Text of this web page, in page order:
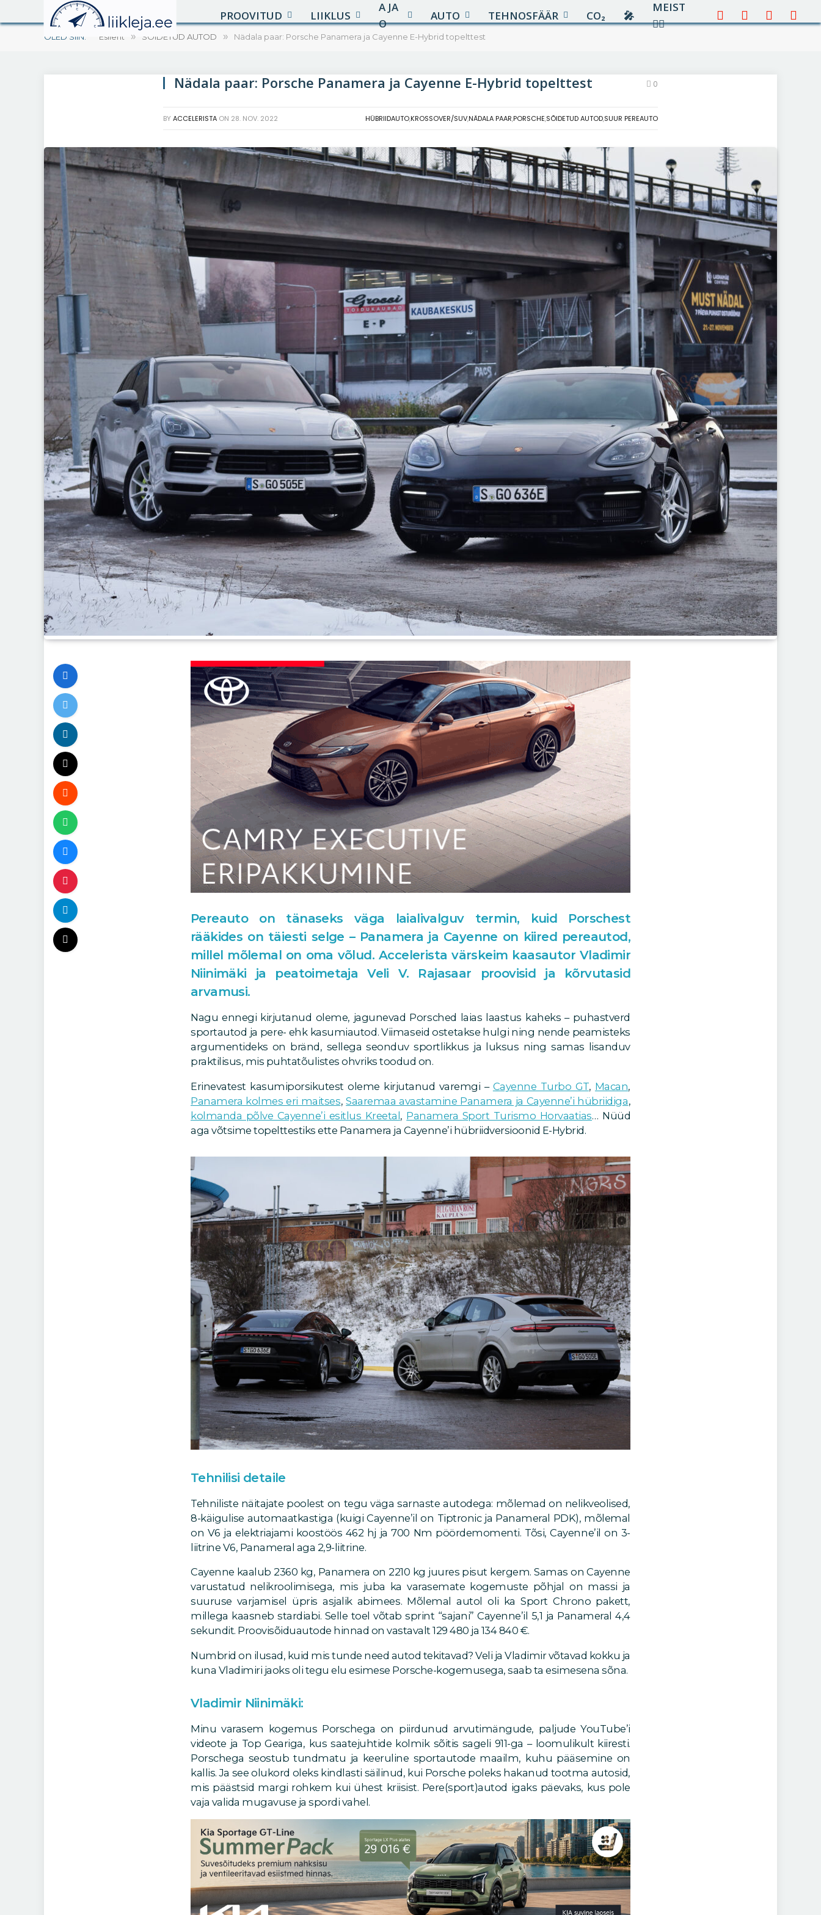
PROOVITUD LIIKLUS
A JA
O
AUTO TEHNOSFÄÄR CO₂ 🎤︎︎
MEIST
✍🏻
Facebook
X
Instagram
OLED SIIN: Esileht » SÕIDETUD AUTOD » Nädala paar: Porsche Panamera ja Cayenne E-Hybrid topelttest
Nädala paar: Porsche Panamera ja Cayenne E-Hybrid topelttest 0
BY ACCELERISTA ON 28. NOV. 2022 HÜBRIIDAUTO,KROSSOVER/SUV,NÄDALA PAAR,PORSCHE,SÕIDETUD AUTOD,SUUR PEREAUTO
Pereauto on tänaseks väga laialivalguv termin, kuid Porschest
rääkides on täiesti selge – Panamera ja Cayenne on kiired pereautod,
millel mõlemal on oma võlud. Accelerista värskeim kaasautor Vladimir
Niinimäki ja peatoimetaja Veli V. Rajasaar proovisid ja kõrvutasid
arvamusi.
Nagu ennegi kirjutanud oleme, jagunevad Porsched laias laastus kaheks – puhastverd
sportautod ja pere- ehk kasumiautod. Viimaseid ostetakse hulgi ning nende peamisteks
argumentideks on bränd, sellega seonduv sportlikkus ja luksus ning samas lisanduv
praktilisus, mis puhtatõulistes ohvriks toodud on.
Erinevatest kasumiporsikutest oleme kirjutanud varemgi – Cayenne Turbo GT, Macan,
Panamera kolmes eri maitses,Saaremaa avastamine Panamera ja Cayenne’i hübriidiga,
kolmanda põlve Cayenne’i esitlus Kreetal, Panamera Sport Turismo Horvaatias… Nüüd
aga võtsime topelttestiks ette Panamera ja Cayenne’i hübriidversioonid E-Hybrid.
Tehnilisi detaile
Tehniliste näitajate poolest on tegu väga sarnaste autodega: mõlemad on nelikveolised,
8-käigulise automaatkastiga (kuigi Cayenne’il on Tiptronic ja Panameral PDK), mõlemal
on V6 ja elektriajami koostöös 462 hj ja 700 Nm pöördemomenti. Tõsi, Cayenne’il on 3-
liitrine V6, Panameral aga 2,9-liitrine.
Cayenne kaalub 2360 kg, Panamera on 2210 kg juures pisut kergem. Samas on Cayenne
varustatud nelikroolimisega, mis juba ka varasemate kogemuste põhjal on massi ja
suuruse varjamisel üpris asjalik abimees. Mõlemal autol oli ka Sport Chrono pakett,
millega kaasneb stardiabi. Selle toel võtab sprint “sajani” Cayenne’il 5,1 ja Panameral 4,4
sekundit. Proovisõiduautode hinnad on vastavalt 129 480 ja 134 840 €.
Numbrid on ilusad, kuid mis tunde need autod tekitavad? Veli ja Vladimir võtavad kokku ja
kuna Vladimiri jaoks oli tegu elu esimese Porsche-kogemusega, saab ta esimesena sõna.
Vladimir Niinimäki:
Minu varasem kogemus Porschega on piirdunud arvutimängude, paljude YouTube’i
videote ja Top Geariga, kus saatejuhtide kolmik sõitis sageli 911-ga – loomulikult kiiresti.
Porschega seostub tundmatu ja keeruline sportautode maailm, kuhu pääsemine on
kallis. Ja see olukord oleks kindlasti säilinud, kui Porsche poleks hakanud tootma autosid,
mis päästsid margi rohkem kui ühest kriisist. Pere(sport)autod igaks päevaks, kus pole
vaja valida mugavuse ja spordi vahel.